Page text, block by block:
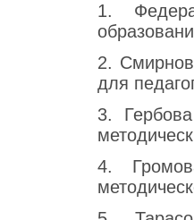
1.
2.
для
3.
4.